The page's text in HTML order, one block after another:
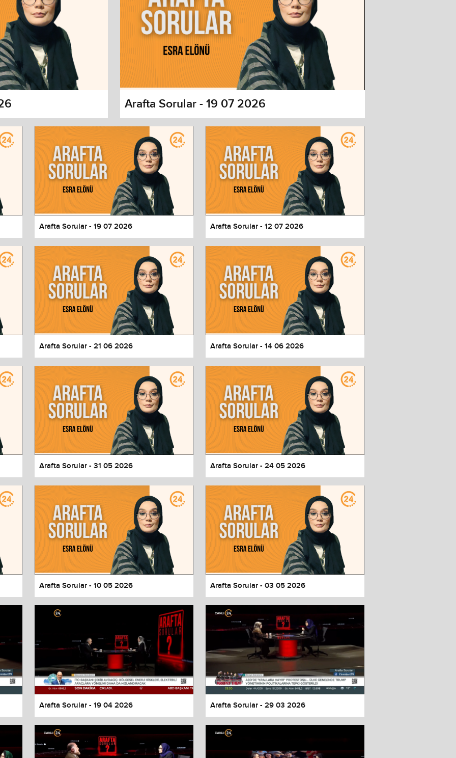
dialog
and close the window.
Done
Arafta Sorular - 19 07 2026
Arafta Sorular - 19 07 2026 Arafta Sorular - 12 07 2026
Arafta Sorular - 21 06 2026 Arafta Sorular - 14 06 2026
Arafta Sorular - 31 05 2026 Arafta Sorular - 24 05 2026
Arafta Sorular - 10 05 2026 Arafta Sorular - 03 05 2026
Arafta Sorular - 19 04 2026 Arafta Sorular - 29 03 2026